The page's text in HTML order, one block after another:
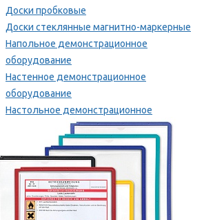
Доски пробковые
Доски стеклянные магнитно-маркерные
Напольное демонстрационное
оборудование
Настенное демонстрационное
оборудование
Настольное демонстрационное
оборудование